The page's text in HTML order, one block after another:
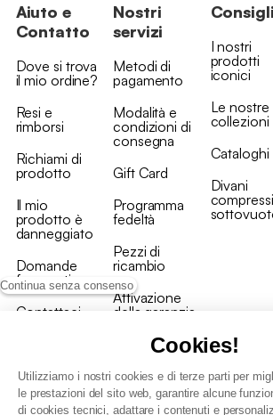
Continua senza consenso
Cookies!
Utilizziamo i nostri cookies e di terze parti per
le prestazioni del sito web, garantire alcune
di cookies tecnici, adattare i contenuti e
Aiuto e
Contatto
Dove si trova
il mio ordine?
Resi e
rimborsi
Richiami di
prodotto
Il mio
prodotto è
danneggiato
Domande
frequenti
Contattaci
Nostri
servizi
Metodi di
pagamento
Modalità e
condizioni di
consegna
Gift Card
Programma
fedeltà
Pezzi di
ricambio
Attivazione
della garanzia
Consigli
I nostri
prodotti
iconici
Le nostre
collezioni
Cataloghi
Divani
compressi